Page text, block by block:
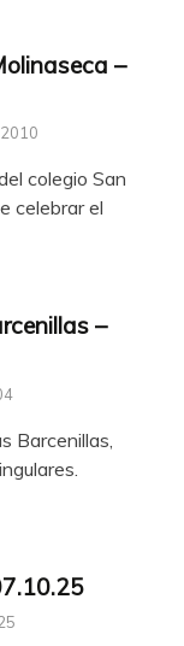
–
colegio San
celebrar el
–
Barcenillas,